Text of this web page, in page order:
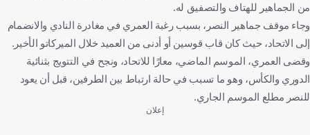
من الجماهير للهتاف والتصفيق له.
وجاء موقف جماهير النصر، بسبب رغبة العمري في مغادرة النادي والانضمام
إلى الاتحاد، حيث كان قاب قوسين أو أدنى من العميد خلال الميركاتو الأخير.
وقضى العمري، الموسم الماضي، معارًا للاتحاد، ونجح في التتويج بثنائية
الدوري والكأس، وهو ما تسبب في حالة ارتباط بين الطرفين، قبل أن يعود
للنصر مطلع الموسم الجاري.
إعلان